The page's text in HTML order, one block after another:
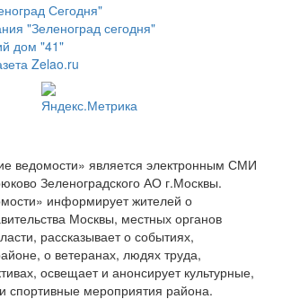
Сегодня"
"Зеленоград сегодня"
дом "41"
Zelao.ru
ведомости» является электронным СМИ
Зеленоградского АО г.Москвы.
информирует жителей о
Москвы, местных органов
рассказывает о событиях,
о ветеранах, людях труда,
освещает и анонсирует культурные,
спортивные мероприятия района.